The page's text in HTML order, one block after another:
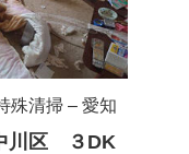
殊清掃 – 愛知
川区 ３DK